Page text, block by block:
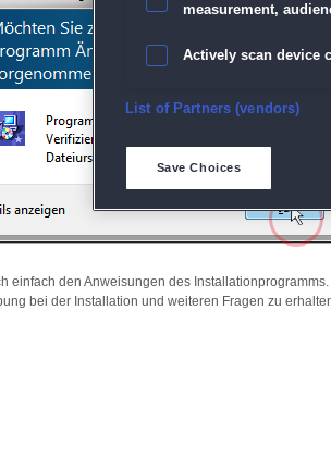
einfach den Anweisungen des Installationprogramms.
bei der Installation und weiteren Fragen zu
measurement,
Actively scan device
Ensure security,
Match and combine
List of Partners (vendors)
Save Choices